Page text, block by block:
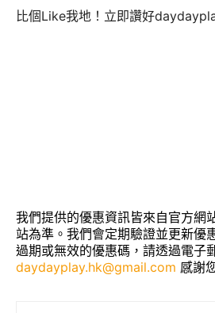
比個Like我地！立即讚好
我們提供的優惠資訊皆來自官方網
站為準。我們會定期驗證並更新優
過期或無效的優惠碼，請透過電子
daydayplay.hk@gmail.com 感謝